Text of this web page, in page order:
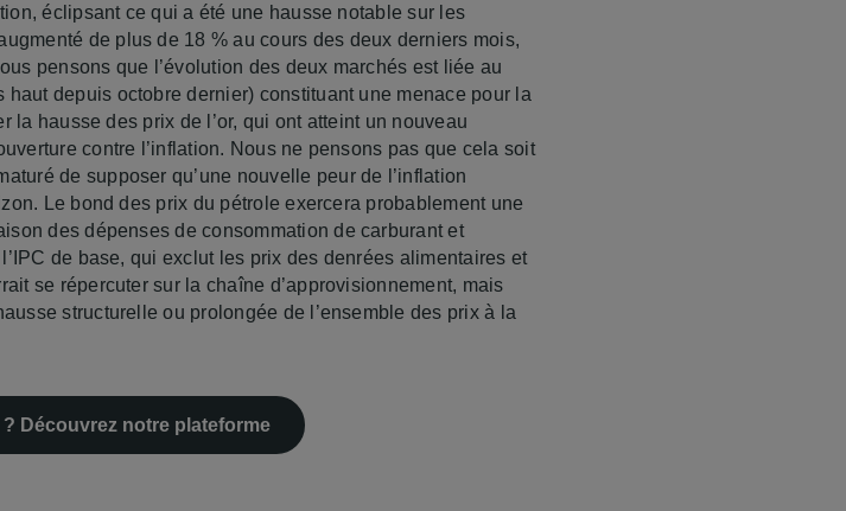
éclipsant ce qui a été une hausse notable sur les
de plus de 18 % au cours des deux derniers mois,
pensons que l’évolution des deux marchés est liée au
depuis octobre dernier) constituant une menace pour la
la hausse des prix de l’or, qui ont atteint un nouveau
contre l’inflation. Nous ne pensons pas que cela soit
de supposer qu’une nouvelle peur de l’inflation
Le bond des prix du pétrole exercera probablement une
des dépenses de consommation de carburant et
de base, qui exclut les prix des denrées alimentaires et
se répercuter sur la chaîne d’approvisionnement, mais
structurelle ou prolongée de l’ensemble des prix à la
Découvrez notre plateforme